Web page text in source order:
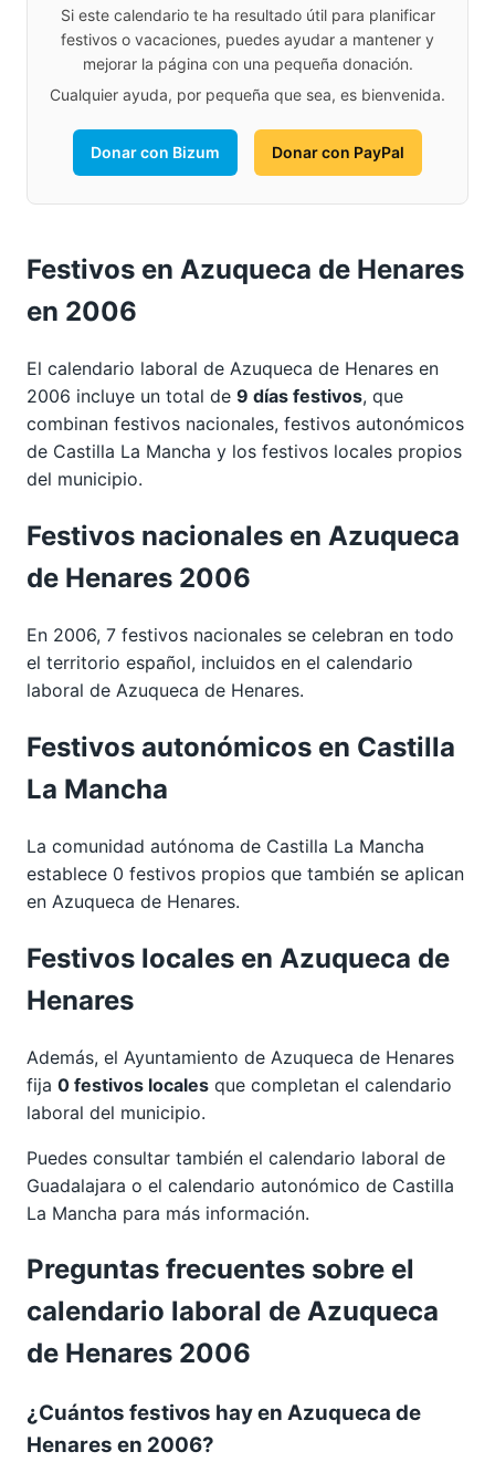
Si este calendario te ha resultado útil para planificar
festivos o vacaciones, puedes ayudar a mantener y
mejorar la página con una pequeña donación.
Cualquier ayuda, por pequeña que sea, es bienvenida.
Donar con Bizum Donar con PayPal
Festivos en Azuqueca de Henares
en 2006
El calendario laboral de Azuqueca de Henares en
2006 incluye un total de 9 días festivos, que
combinan festivos nacionales, festivos autonómicos
de Castilla La Mancha y los festivos locales propios
del municipio.
Festivos nacionales en Azuqueca
de Henares 2006
En 2006, 7 festivos nacionales se celebran en todo
el territorio español, incluidos en el calendario
laboral de Azuqueca de Henares.
Festivos autonómicos en Castilla
La Mancha
La comunidad autónoma de Castilla La Mancha
establece 0 festivos propios que también se aplican
en Azuqueca de Henares.
Festivos locales en Azuqueca de
Henares
Además, el Ayuntamiento de Azuqueca de Henares
fija 0 festivos locales que completan el calendario
laboral del municipio.
Puedes consultar también el calendario laboral de
Guadalajara o el calendario autonómico de Castilla
La Mancha para más información.
Preguntas frecuentes sobre el
calendario laboral de Azuqueca
de Henares 2006
¿Cuántos festivos hay en Azuqueca de
Henares en 2006?